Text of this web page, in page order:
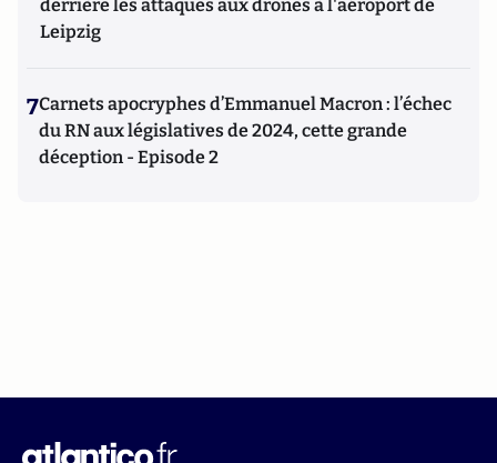
derrière les attaques aux drones à l'aéroport de
Leipzig
7Carnets apocryphes d’Emmanuel Macron : l’échec
du RN aux législatives de 2024, cette grande
déception - Episode 2